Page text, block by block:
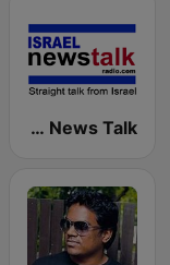
Israel News Talk